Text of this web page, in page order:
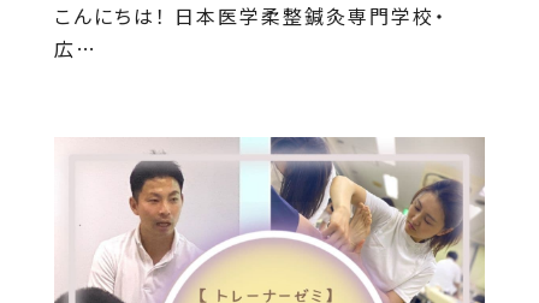
こんにちは！ 日本医学柔整鍼灸専門学校・
広…